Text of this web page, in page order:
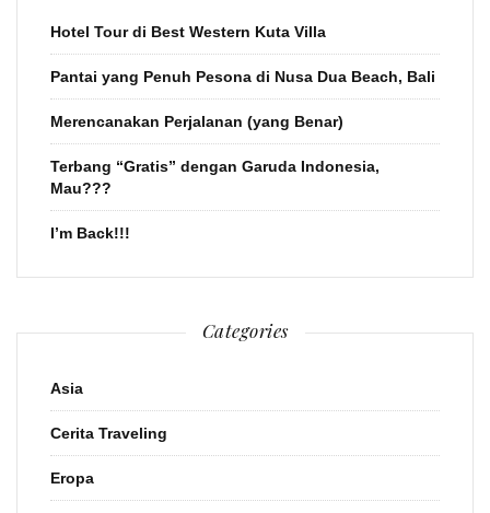
Hotel Tour di Best Western Kuta Villa
Pantai yang Penuh Pesona di Nusa Dua Beach, Bali
Merencanakan Perjalanan (yang Benar)
Terbang “Gratis” dengan Garuda Indonesia,
Mau???
I’m Back!!!
Categories
Asia
Cerita Traveling
Eropa